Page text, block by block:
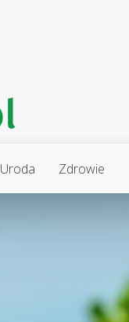
Uroda Zdrowie